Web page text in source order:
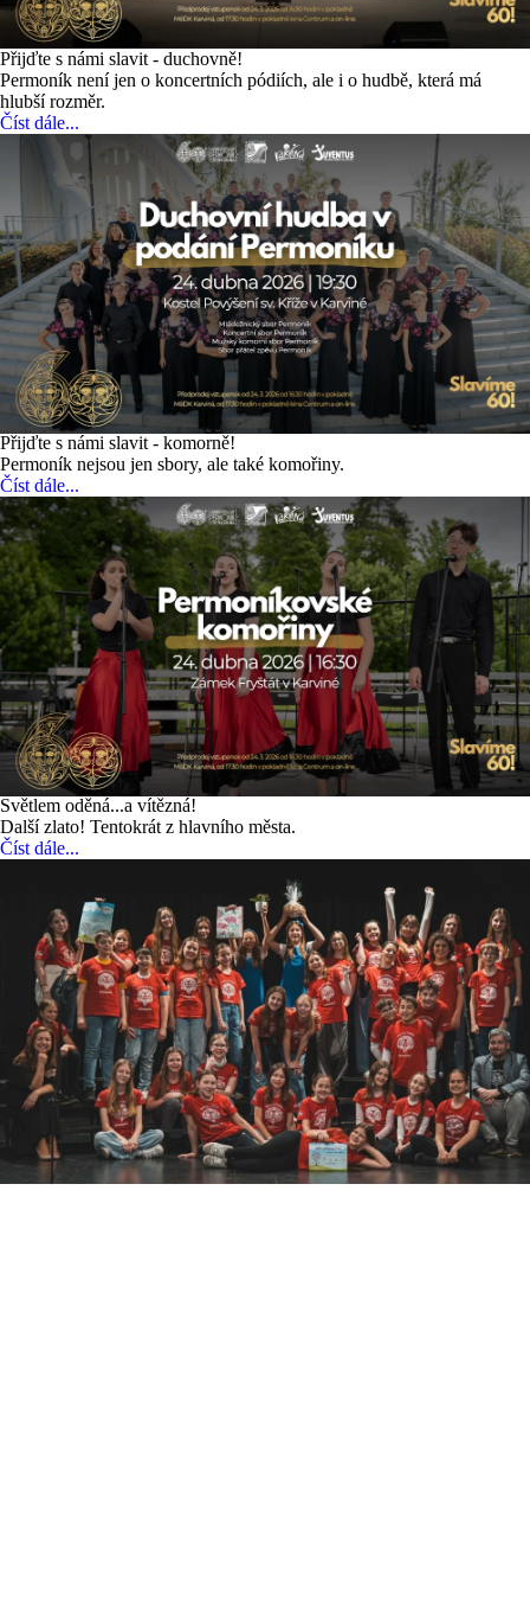
Přijďte s námi slavit - duchovně!
Permoník není jen o koncertních pódiích, ale i o hudbě, která má
hlubší rozměr.
Číst dále...
Přijďte s námi slavit - komorně!
Permoník nejsou jen sbory, ale také komořiny.
Číst dále...
Světlem oděná...a vítězná!
Další zlato! Tentokrát z hlavního města.
Číst dále...